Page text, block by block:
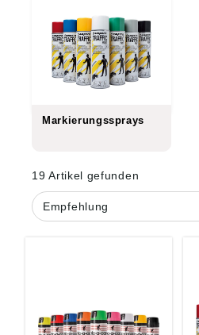
Markierungssprays
19 Artikel gefunden